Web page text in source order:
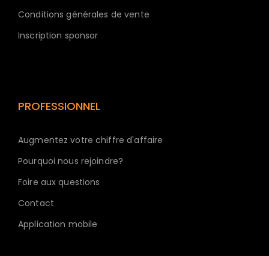
Conditions générales de vente
Inscription sponsor
PROFESSIONNEL
Augmentez votre chiffre d'affaire
Pourquoi nous rejoindre?
Foire aux questions
Contact
Application mobile